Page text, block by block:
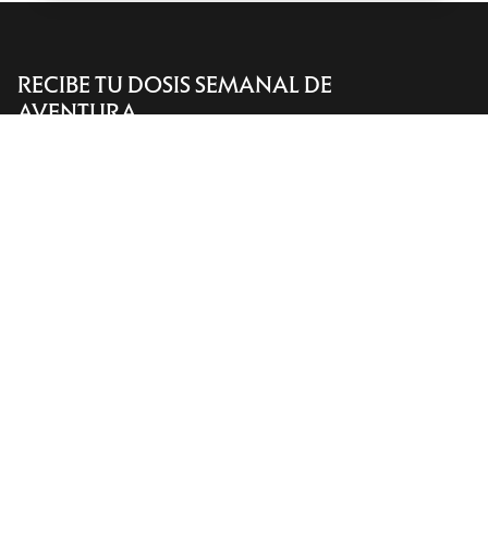
Encuentra una tienda Help
RECIBE TU DOSIS SEMANAL DE
AVENTURA